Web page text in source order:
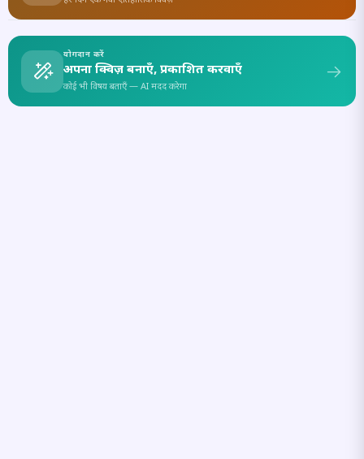
योगदान करें
अपना क्विज़ बनाएँ, प्रकाशित करवाएँ
कोई भी विषय बताएँ — AI मदद करेगा